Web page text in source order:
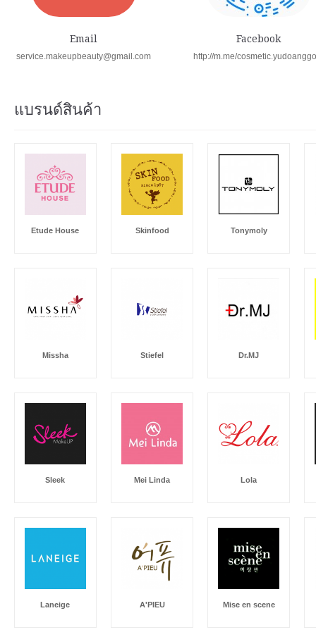
Email
service.makeupbeauty@gmail.com
Facebook
http://m.me/
แบรนด์สินค้า
Etude House Skinfood Tonymoly
Missha Stiefel Dr.MJ
Sleek Mei Linda Lola
Laneige A'PIEU Mise en scene